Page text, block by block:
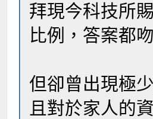
拜現今科技所
比例，答案都
但卻曾出現極
且對於家人的